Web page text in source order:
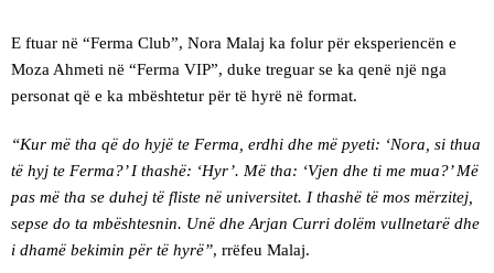
E ftuar në “Ferma Club”, Nora Malaj ka folur për eksperiencën e
Moza Ahmeti në “Ferma VIP”, duke treguar se ka qenë një nga
personat që e ka mbështetur për të hyrë në format.
“Kur më tha që do hyjë te Ferma, erdhi dhe më pyeti: ‘Nora, si thua
të hyj te Ferma?’ I thashë: ‘Hyr’. Më tha: ‘Vjen dhe ti me mua?’ Më
pas më tha se duhej të fliste në universitet. I thashë të mos mërzitej,
sepse do ta mbështesnin. Unë dhe Arjan Curri dolëm vullnetarë dhe
i dhamë bekimin për të hyrë”, rrëfeu Malaj.